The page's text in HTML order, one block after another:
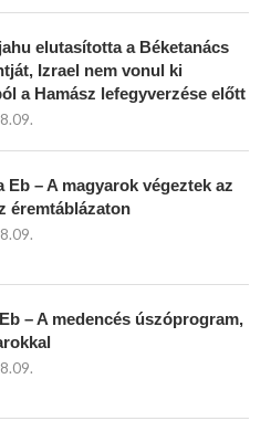
elutasította a Béketanács
Izrael nem vonul ki
a Hamász lefegyverzése előtt
Eb – A magyarok végeztek az
éremtáblázaton
– A medencés úszóprogram,